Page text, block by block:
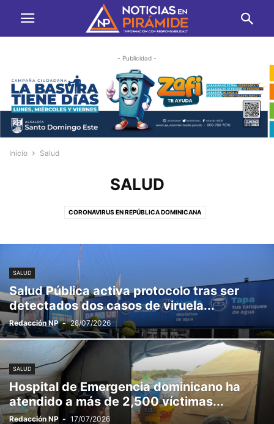
- Publicidad -
Inicio Salud
SALUD
CORONAVIRUS EN REPÚBLICA DOMINICANA
SALUD
Salud Pública activa protocolo tras ser
detectados dos casos de viruela...
Redacción NP - 28/07/2026
SALUD
Hospital de Emergencia dominicano ha
atendido a más de 2,500 víctimas...
Redacción NP - 17/07/2026